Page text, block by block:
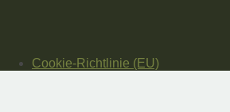
Cookie-Richtlinie (EU)